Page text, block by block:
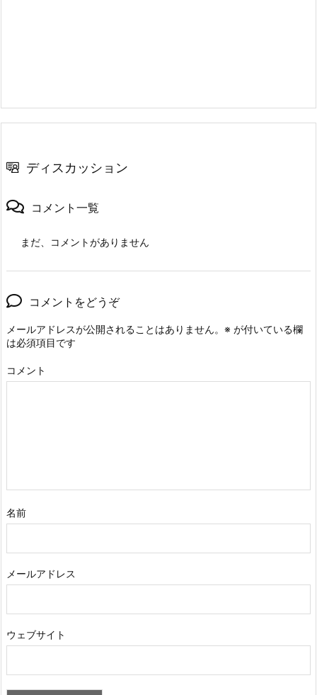
ディスカッション
コメント一覧
まだ、コメントがありません
コメントをどうぞ
メールアドレスが公開されることはありません。 ※ が付いている欄
は必須項目です
コメント
名前
メールアドレス
ウェブサイト